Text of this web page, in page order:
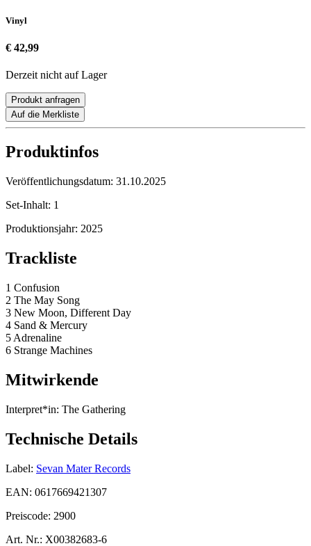
Vinyl
€ 42,99
Derzeit nicht auf Lager
Produkt anfragen
Auf die Merkliste
Produktinfos
Veröffentlichungsdatum: 31.10.2025
Set-Inhalt: 1
Produktionsjahr: 2025
Trackliste
1 Confusion
2 The May Song
3 New Moon, Different Day
4 Sand & Mercury
5 Adrenaline
6 Strange Machines
Mitwirkende
Interpret*in: The Gathering
Technische Details
Label: Sevan Mater Records
EAN: 0617669421307
Preiscode: 2900
Art. Nr.: X00382683-6